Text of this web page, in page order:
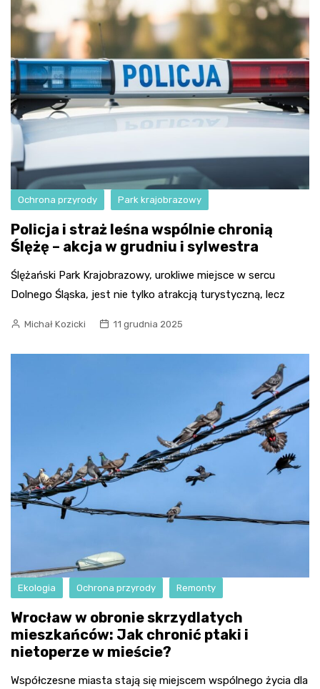
Ochrona przyrody Park krajobrazowy
Policja i straż leśna wspólnie chronią
Ślężę – akcja w grudniu i sylwestra
Ślężański Park Krajobrazowy, urokliwe miejsce w sercu
Dolnego Śląska, jest nie tylko atrakcją turystyczną, lecz
Michał Kozicki 11 grudnia 2025
Ekologia Ochrona przyrody Remonty
Wrocław w obronie skrzydlatych
mieszkańców: Jak chronić ptaki i
nietoperze w mieście?
Współczesne miasta stają się miejscem wspólnego życia dla